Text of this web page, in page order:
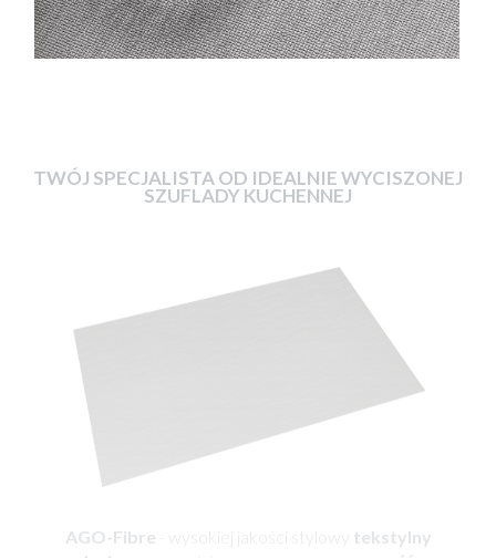
TWÓJ SPECJALISTA OD IDEALNIE WYCISZONEJ
SZUFLADY KUCHENNEJ
AGO-Fibre - wysokiej jakości stylowy tekstylny